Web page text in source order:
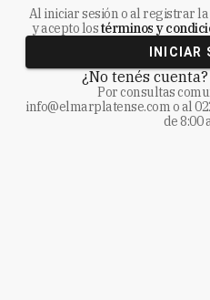
Al iniciar sesión o al registrar
y acepto lostérminos y
INICIAR
¿No tenés cuenta?
Por consultas
info@elmarplatense.como al
de 8:00